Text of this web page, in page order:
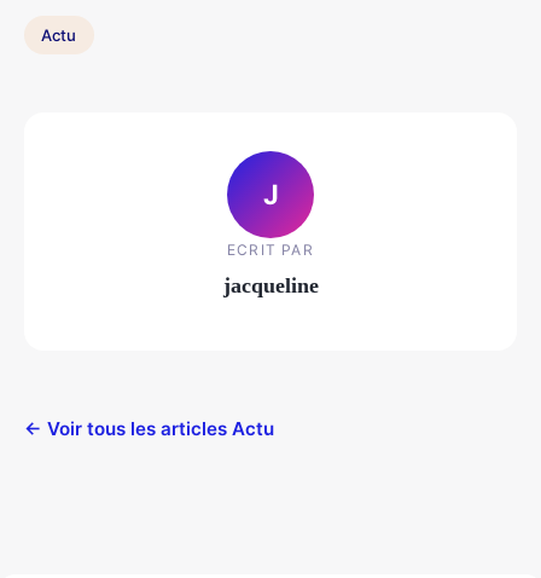
Actu
J
ECRIT PAR
jacqueline
← Voir tous les articles Actu